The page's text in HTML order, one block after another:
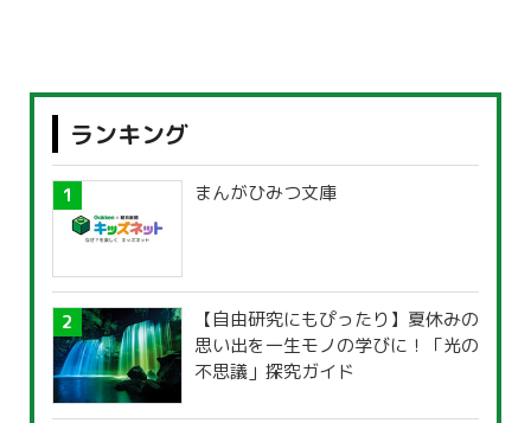
ランキング
まんがひみつ文庫
【自由研究にもぴったり】夏休みの
思い出を一生モノの学びに！「光の
不思議」探究ガイド